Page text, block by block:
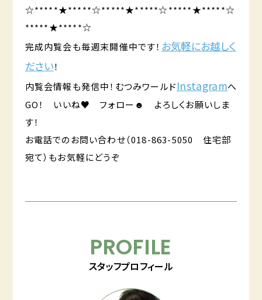
☆*****★*****☆*****★*****☆*****★*****☆
*****★*****☆
完成内覧会も毎週末開催中です！ お気軽にお越しく
ださい！
内覧会情報も発信中！むつみワールドInstagramへ
GO！ いいね♥ フォロー☻ よろしくお願いしま
す！
お電話でのお問い合わせ（018-863-5050 住宅部
宛て）もお気軽にどうぞ
PROFILE
スタッフプロフィール